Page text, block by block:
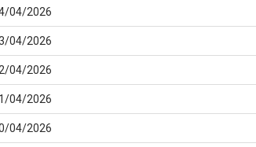
04/2026
04/2026
04/2026
04/2026
04/2026